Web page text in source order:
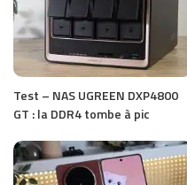
Test – NAS UGREEN DXP4800
GT : la DDR4 tombe à pic